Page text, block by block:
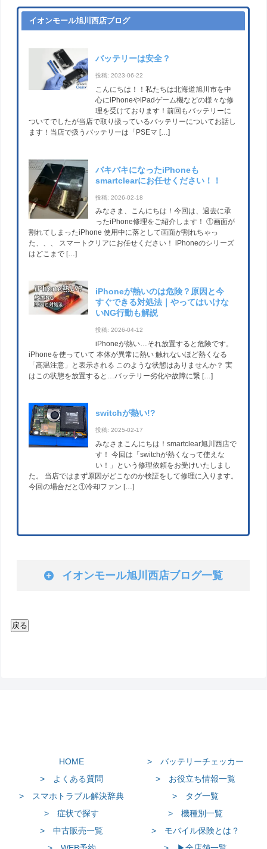
イオンモール旭川西店ブログ
バッテリーは安全？
投稿: 2023-06-22
こんにちは！！私たちは北海道旭川市を中
心にiPhoneやiPadゲーム機などの様々な修
理を受けております！前回もバッテリーに
ついてでしたが当店で取り扱っているバッテリーについてお話し
ます！当店で扱うバッテリーは「PSEマ […]
バキバキになったiPhoneも
smartclearにお任せください！！
投稿: 2026-02-18
みなさま、こんにちは！今回は、過去に承
ったiPhone修理をご紹介します！ ①画面が
割れてしまったiPhone 使用中に落として画面が割れちゃっ
た、、、 スマートクリアにお任せください！ iPhoneのシリーズ
はどこまで […]
iPhoneが熱いのは危険？原因と今
すぐできる対処法｜やってはいけな
いNG行動も解説
投稿: 2026-04-12
iPhoneが熱い…それ放置すると危険です。
iPhoneを使っていて 本体が異常に熱い 触れないほど熱くなる
「高温注意」と表示される このような状態はありませんか？ 実
はこの状態を放置すると…バッテリー劣化や故障に繋 […]
switchが熱い!?
投稿: 2025-02-17
みなさまこんにちは！smartclear旭川西店で
す！ 今回は「switchが熱くなって使えな
い！」という修理依頼をお受けいたしまし
た。 当店ではまず原因がどこなのか検証をして修理に入ります。
今回の場合だと①冷却ファン […]
イオンモール旭川西店ブログ一覧
HOME
> バッテリーチェッカー
> よくある質問
> お役立ち情報一覧
> スマホトラブル解決辞典
> タグ一覧
> 症状で探す
> 機種別一覧
> 中古販売一覧
> モバイル保険とは？